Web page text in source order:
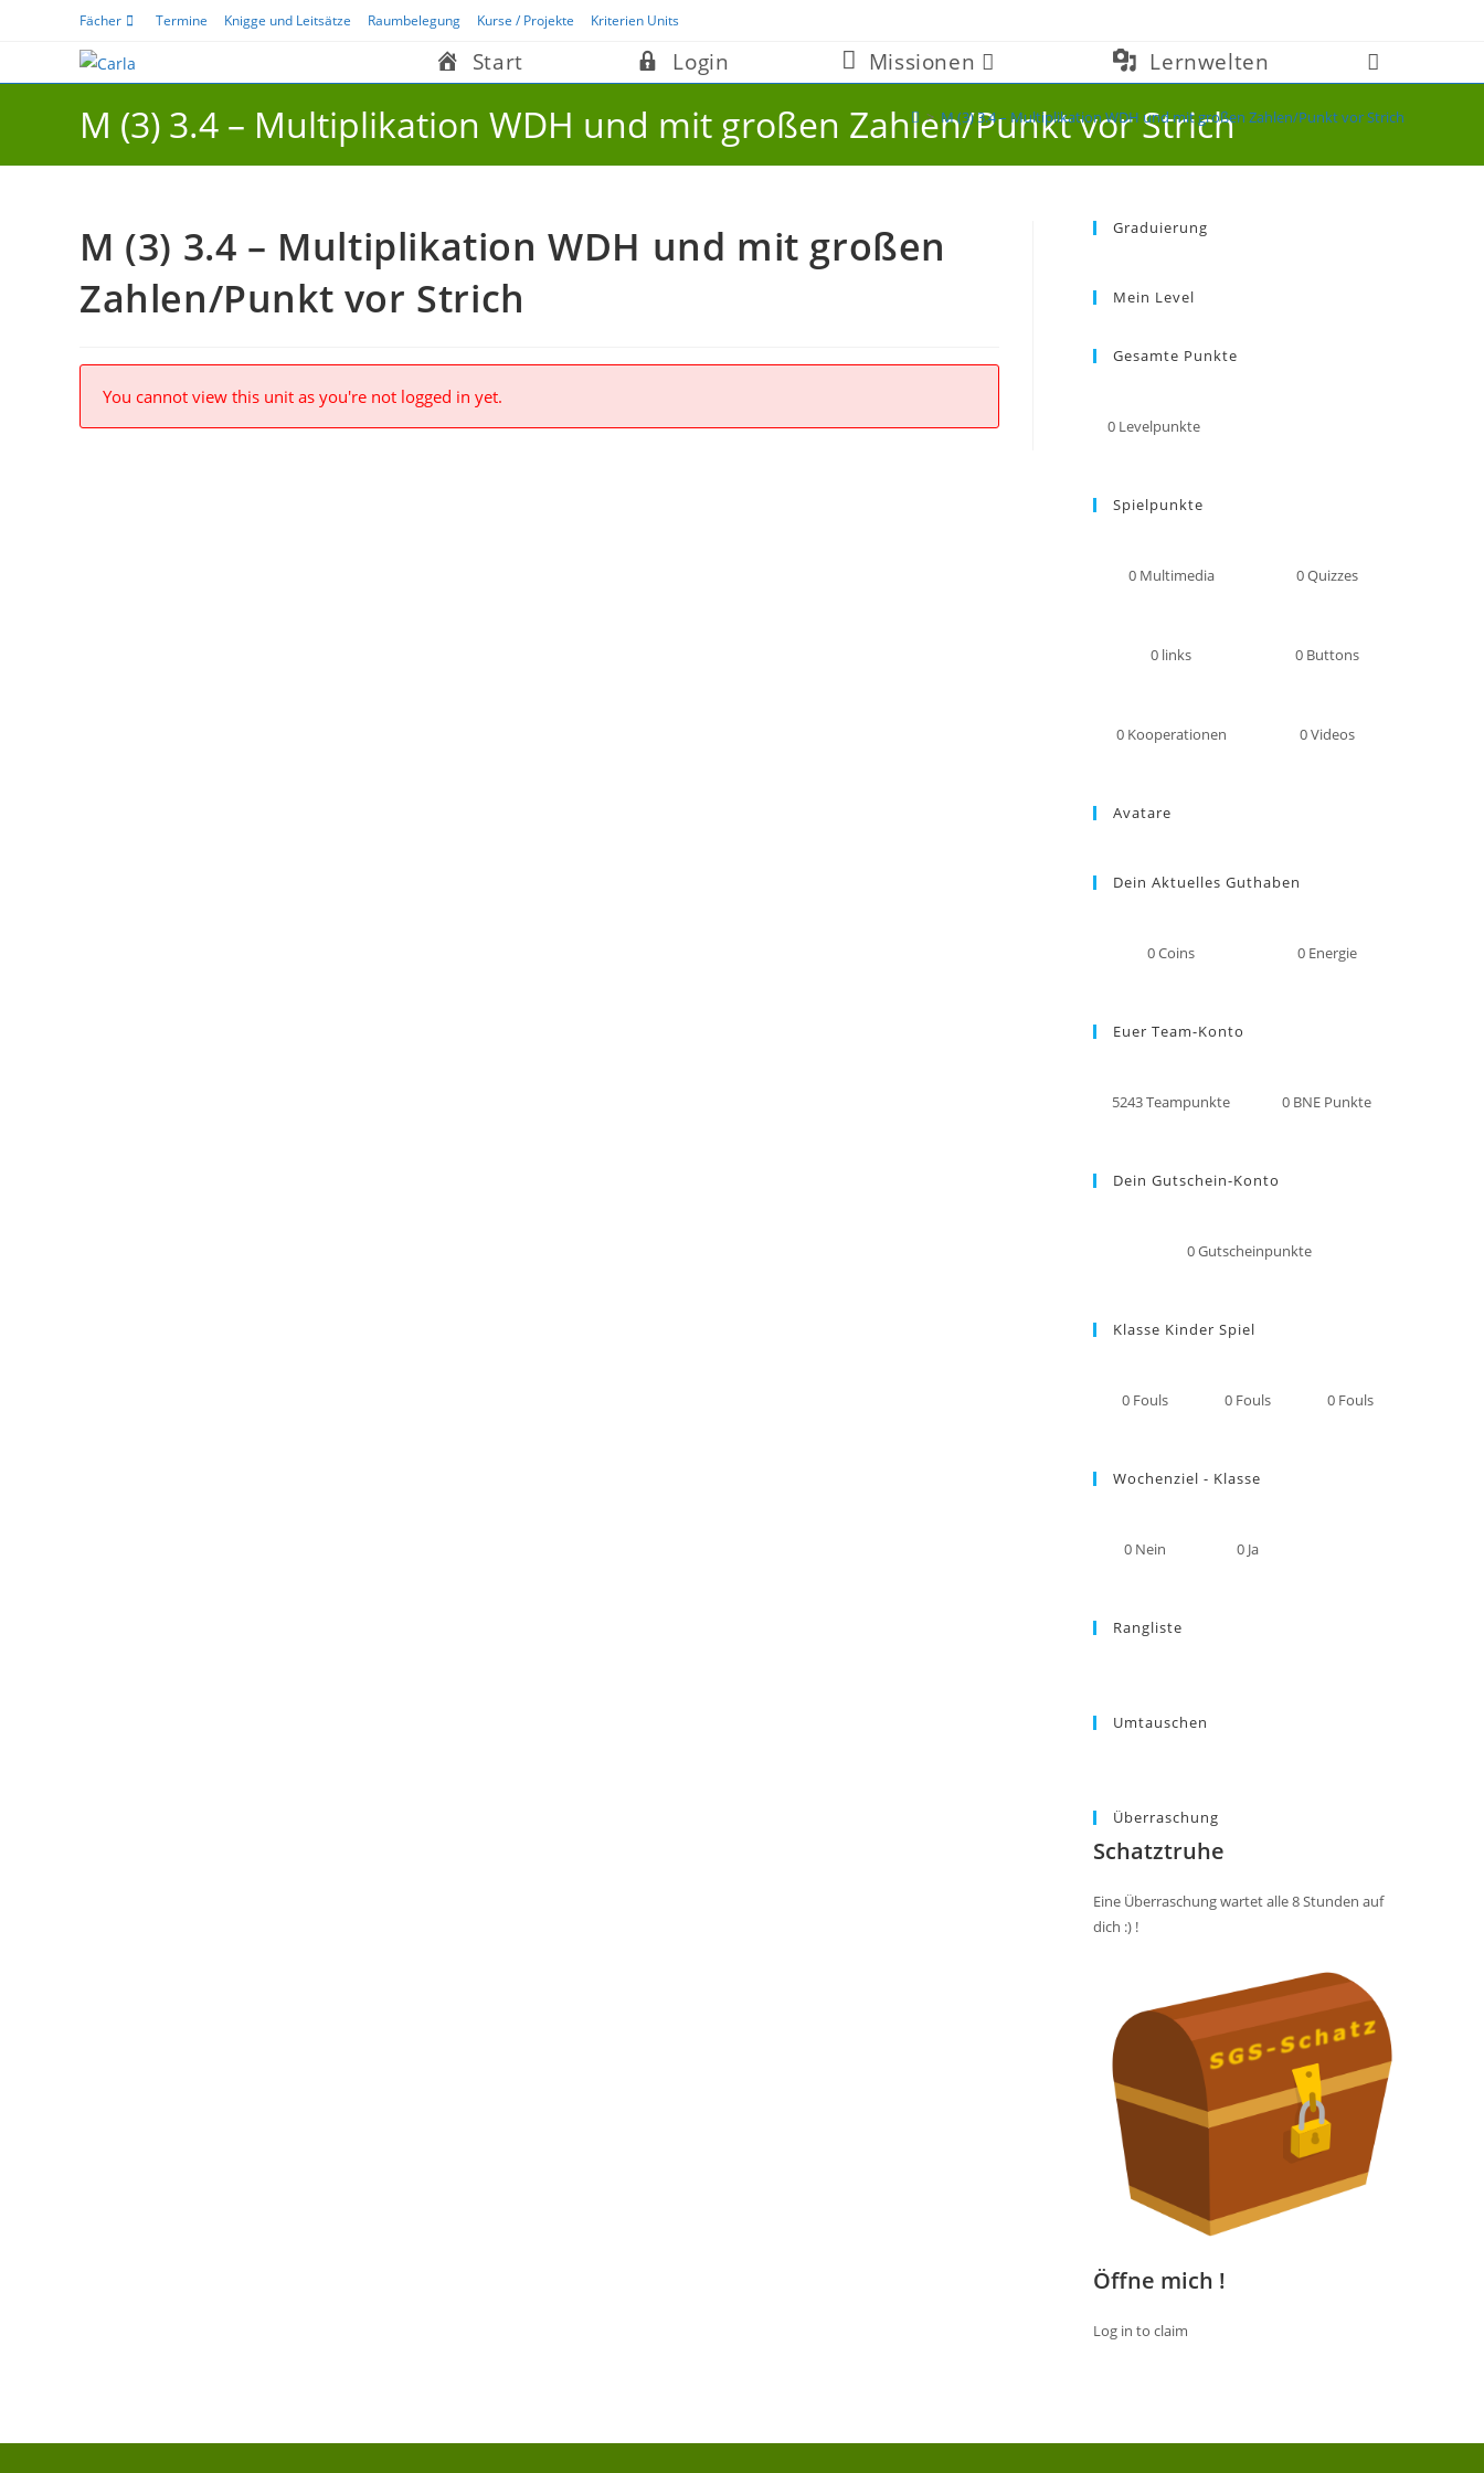
Fächer Termine Knigge und Leitsätze Raumbelegung Kurse / Projekte Kriterien Units
Start Login Missionen Lernwelten
Website-
M (3) 3.4 – Multiplikation WDH und mit großen Zahlen/Punkt vor Strich
> M (3) 3.4 – Multiplikation WDH und mit großen Zahlen/Punkt vor Strich
M (3) 3.4 – Multiplikation WDH und mit großen
Zahlen/Punkt vor Strich
You cannot view this unit as you're not logged in yet.
Graduierung
Mein Level
Gesamte Punkte
0 Levelpunkte
Spielpunkte
0 Multimedia 0Quizzes
0 links 0 Buttons
0 Kooperationen 0Videos
Avatare
Dein Aktuelles Guthaben
0Coins 0 Energie
Euer Team-Konto
5243Teampunkte 0 BNE Punkte
Dein Gutschein-Konto
0Gutscheinpunkte
Klasse Kinder Spiel
0 Fouls 0 Fouls 0 Fouls
Wochenziel - Klasse
0 Nein 0 Ja
Rangliste
Umtauschen
Überraschung
Schatztruhe
Eine Überraschung wartet alle 8 Stunden auf
dich :) !
Öffne mich !
Log in to claim